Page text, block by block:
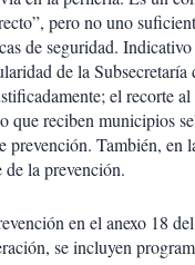
pero no uno
de seguridad.
de la Subsecretaría
el recorte
que reciben municipios
prevención. También, en
de la prevención.
en el anexo 18
se incluyen